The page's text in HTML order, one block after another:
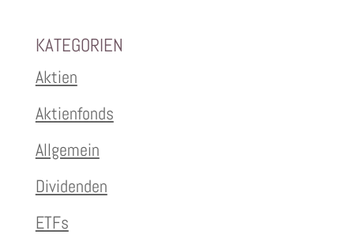
KATEGORIEN
Aktien
Aktienfonds
Allgemein
Dividenden
ETFs